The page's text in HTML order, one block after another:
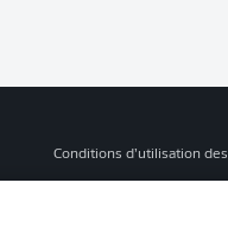
Conditions d’utilisation des